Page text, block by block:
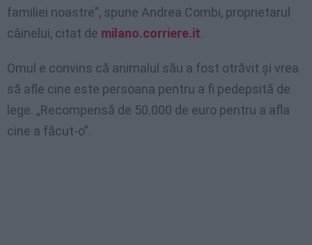
familiei noastre”, spune Andrea Combi, proprietarul
câinelui, citat de milano.corriere.it.
Omul e convins că animalul său a fost otrăvit și vrea
să afle cine este persoana pentru a fi pedepsită de
lege. „Recompensă de 50.000 de euro pentru a afla
cine a făcut-o”.